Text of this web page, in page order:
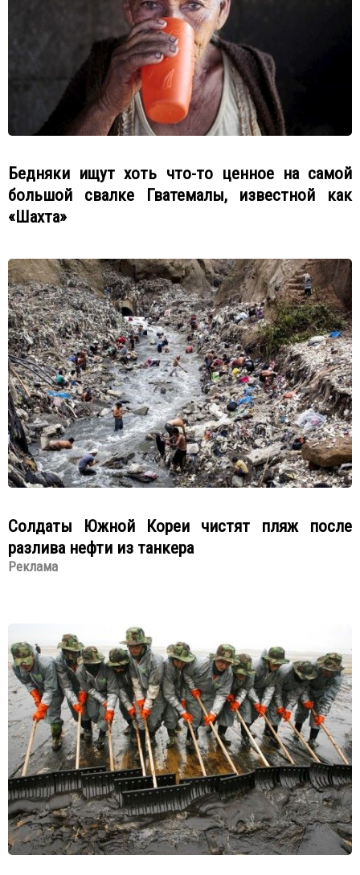
Бедняки ищут хоть что-то ценное на самой
большой свалке Гватемалы, известной как
«Шахта»
Солдаты Южной Кореи чистят пляж после
разлива нефти из танкера
Реклама